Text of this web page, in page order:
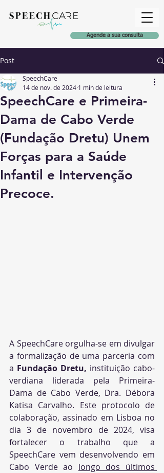
Agende a sua consulta
Post
SpeechCare e Primeira-
Dama de Cabo Verde
(Fundação Dretu) Unem
Forças para a Saúde
Infantil e Intervenção
Precoce.
SpeechCare
14 de nov. de 2024 1 min de leitura
A SpeechCare orgulha-se em divulgar
a formalização de uma parceria com
a Fundação Dretu, instituição cabo-
verdiana liderada pela Primeira-
Dama de Cabo Verde, Dra. Débora
Katisa Carvalho. Este protocolo de
colaboração, assinado em Lisboa no
dia 3 de novembro de 2024, visa
fortalecer o trabalho que a
SpeechCare vem desenvolvendo em
Cabo Verde ao longo dos últimos